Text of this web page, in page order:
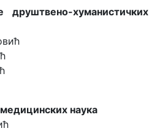
друштвено-хуманистичких
наука